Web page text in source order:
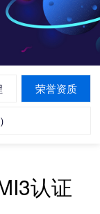
荣誉资质
认证